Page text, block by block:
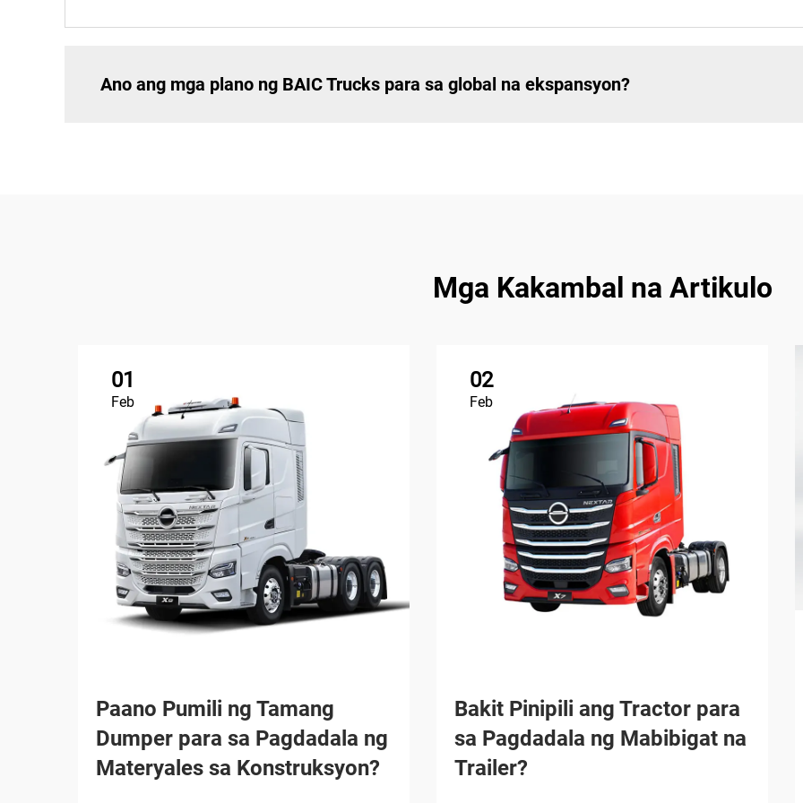
Ano ang mga plano ng BAIC Trucks para sa global na ekspansyon?
Mga Kakambal na Artikulo
01
Feb
Paano Pumili ng Tamang
Dumper para sa Pagdadala ng
Materyales sa Konstruksyon?
02
Feb
Bakit Pinipili ang Tractor para
sa Pagdadala ng Mabibigat na
Trailer?